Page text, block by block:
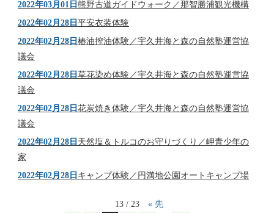
2022年03月01日熊野古道ガイドウォーク／那智勝浦観光機構
2022年02月28日平安衣装体験
2022年02月28日椿油搾油体験／宇久井海と森の自然塾運営協
議会
2022年02月28日草花染め体験／宇久井海と森の自然塾運営協
議会
2022年02月28日花炭焼き体験／宇久井海と森の自然塾運営協
議会
2022年02月28日 天然塩＆トルコのお守りづくり／岬青少年の
家
2022年02月28日 キャンプ体験／円満地公園オートキャンプ場
13 / 23
« 先